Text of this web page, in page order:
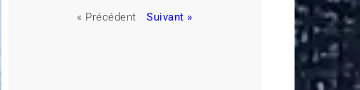
« Précédent Suivant »